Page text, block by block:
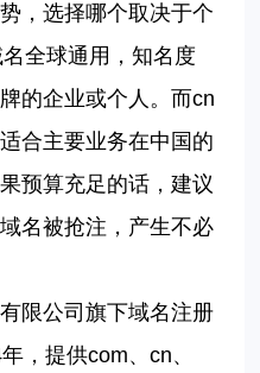
，选择哪个取决于个
全球通用，知名度
的企业或个人。而cn
合主要业务在中国的
预算充足的话，建议
名被抢注，产生不必
限公司旗下域名注册
，提供com、cn、